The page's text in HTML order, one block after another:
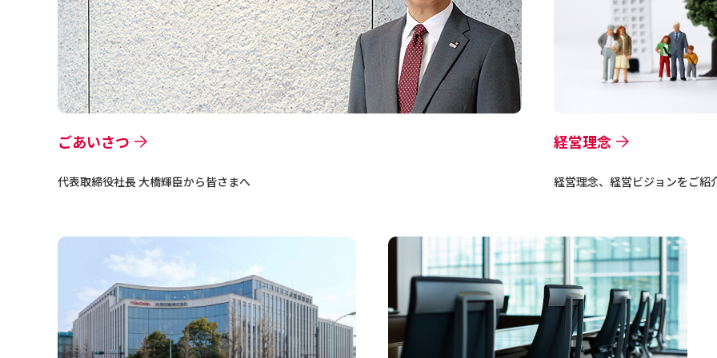
ごあいさつ
代表取締役社長 大橋輝臣から皆さまへ
経営理念
経営理念、経営ビジョンをご紹